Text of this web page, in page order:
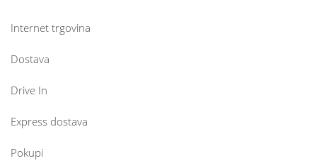
Internet trgovina
Dostava
Drive In
Express dostava
Pokupi